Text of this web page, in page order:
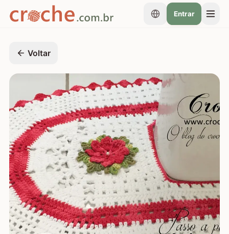
Entrar
Voltar